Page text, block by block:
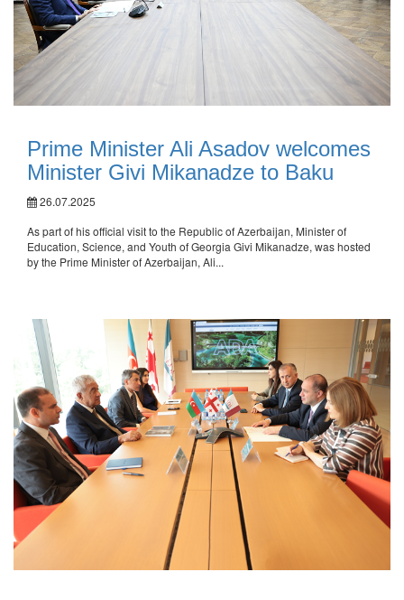
Prime Minister Ali Asadov welcomes
Minister Givi Mikanadze to Baku
26.07.2025
As part of his official visit to the Republic of Azerbaijan, Minister of
Education, Science, and Youth of Georgia Givi Mikanadze, was hosted
by the Prime Minister of Azerbaijan, Ali...